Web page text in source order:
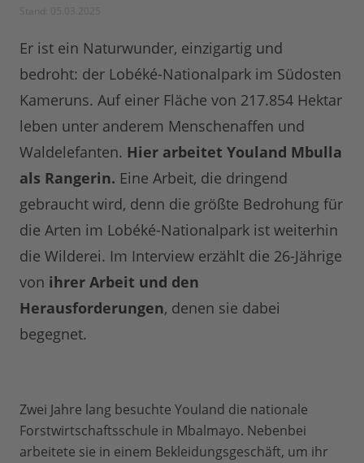
Er ist ein Naturwunder, einzigartig und
bedroht: der Lobéké-Nationalpark im Südosten
Kameruns. Auf einer Fläche von 217.854 Hektar
leben unter anderem Menschenaffen und
Waldelefanten. Hier arbeitet Youland Mbulla
als Rangerin. Eine Arbeit, die dringend
gebraucht wird, denn die größte Bedrohung für
die Arten im Lobéké-Nationalpark ist weiterhin
die Wilderei. Im Interview erzählt die 26-Jährige
von ihrer Arbeit und den
Herausforderungen, denen sie dabei
begegnet.
Zwei Jahre lang besuchte Youland die nationale
Forstwirtschaftsschule in Mbalmayo. Nebenbei
arbeitete sie in einem Bekleidungsgeschäft, um ihr